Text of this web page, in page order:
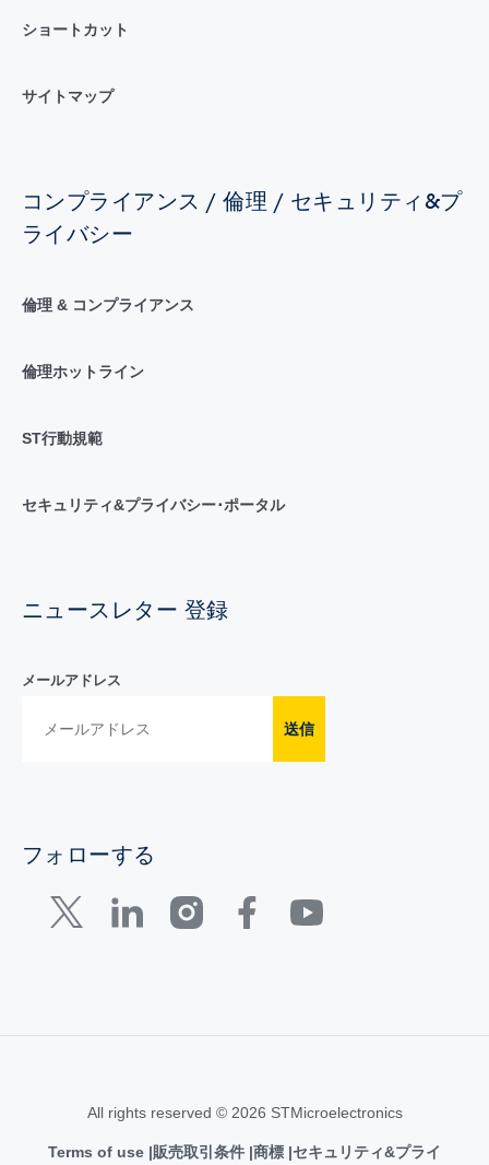
ショートカット
サイトマップ
コンプライアンス / 倫理 / セキュリティ&プ
ライバシー
倫理 & コンプライアンス
倫理ホットライン
ST行動規範
セキュリティ&プライバシー･ポータル
ニュースレター 登録
メールアドレス
送信
フォローする
All rights reserved © 2026 STMicroelectronics
Terms of use 販売取引条件 商標 セキュリティ&プライ